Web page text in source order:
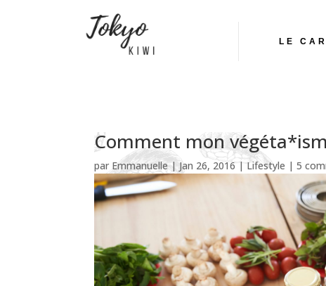
LE
Comment mon
par Emmanuelle|Jan 26, 2016 | Lifestyle |5